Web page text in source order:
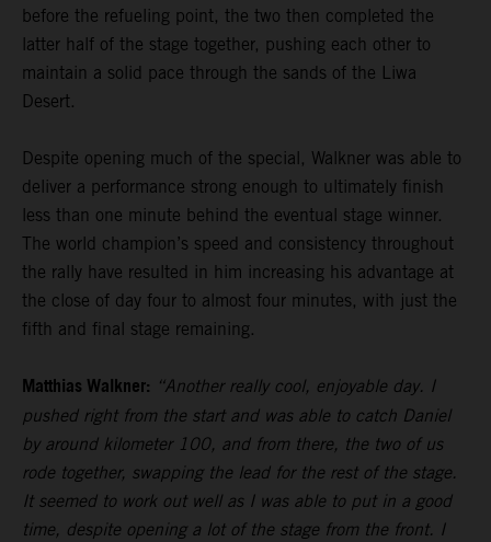
before the refueling point, the two then completed the
latter half of the stage together, pushing each other to
maintain a solid pace through the sands of the Liwa
Desert.
Despite opening much of the special, Walkner was able to
deliver a performance strong enough to ultimately finish
less than one minute behind the eventual stage winner.
The world champion’s speed and consistency throughout
the rally have resulted in him increasing his advantage at
the close of day four to almost four minutes, with just the
fifth and final stage remaining.
Matthias Walkner: “Another really cool, enjoyable day. I
pushed right from the start and was able to catch Daniel
by around kilometer 100, and from there, the two of us
rode together, swapping the lead for the rest of the stage.
It seemed to work out well as I was able to put in a good
time, despite opening a lot of the stage from the front. I